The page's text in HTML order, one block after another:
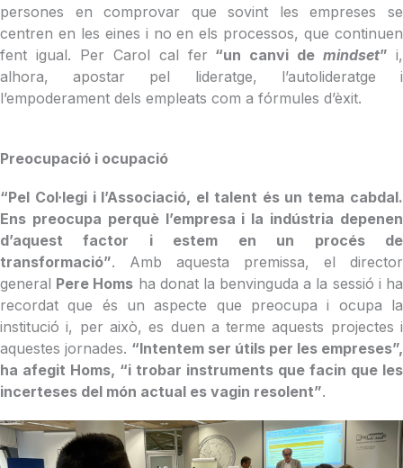
persones en comprovar que sovint les empreses se
centren en les eines i no en els processos, que continuen
fent igual. Per Carol cal fer “un canvi demindset”i,
alhora, apostar pel lideratge, l’autolideratge i
l’empoderament dels empleats com a fórmules d’èxit.
Preocupació i ocupació
“Pel Col·legi i l’Associació, el talent és un tema cabdal.
Ens preocupa perquè l’empresa i la indústria depenen
d’aquest factor i estem en un procés de
transformació”. Amb aquesta premissa, el director
general Pere Homs ha donat la benvinguda a la sessió i ha
recordat que és un aspecte que preocupa i ocupa la
institució i, per això, es duen a terme aquests projectes i
aquestes jornades. “Intentem ser útils per les empreses”,
ha afegit Homs, “i trobar instruments que facin que les
incerteses del món actual es vagin resolent”.